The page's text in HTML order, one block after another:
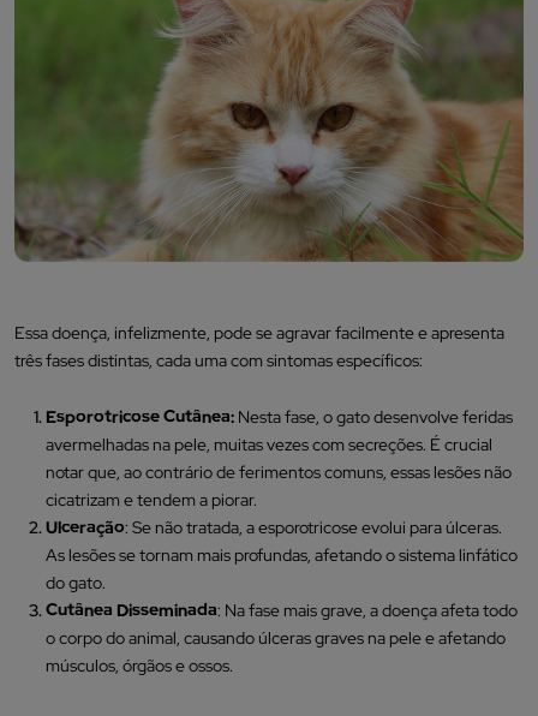
Essa doença, infelizmente, pode se agravar facilmente e apresenta
três fases distintas, cada uma com sintomas específicos:
Esporotricose Cutânea: Nesta fase, o gato desenvolve feridas
avermelhadas na pele, muitas vezes com secreções. É crucial
notar que, ao contrário de ferimentos comuns, essas lesões não
cicatrizam e tendem a piorar.
Ulceração: Se não tratada, a esporotricose evolui para úlceras.
As lesões se tornam mais profundas, afetando o sistema linfático
do gato.
Cutânea Disseminada: Na fase mais grave, a doença afeta todo
o corpo do animal, causando úlceras graves na pele e afetando
músculos, órgãos e ossos.